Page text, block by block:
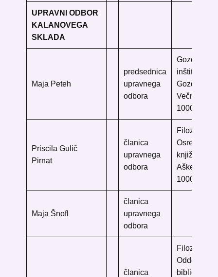
UPRAVNI ODBOR
KALANOVEGA
SKLADA
Maja Peteh
predsednica
upravnega
odbora
Gozdarski
inštitut
Gozdarska
Večna pot 2
1000
Priscila Gulič
Pirnat
članica
upravnega
odbora
Filozofska
Osrednja
knjižnica
Aškerčeva
1000
Maja Šnofl
članica
upravnega
odbora
članica
Filozofska
Oddelek za